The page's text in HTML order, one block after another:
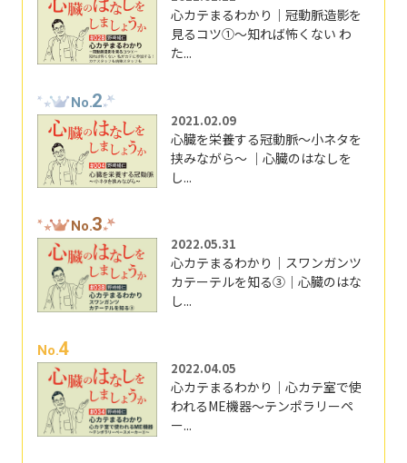
心カテまるわかり｜冠動脈造影を
見るコツ①～知れば怖くない わ
た...
No.2
2021.02.09
心臓を栄養する冠動脈～小ネタを
挟みながら～ ｜心臓のはなしを
し...
No.3
2022.05.31
心カテまるわかり｜スワンガンツ
カテーテルを知る③｜心臓のはな
し...
No.4
2022.04.05
心カテまるわかり｜心カテ室で使
われるME機器～テンポラリーペ
ー...